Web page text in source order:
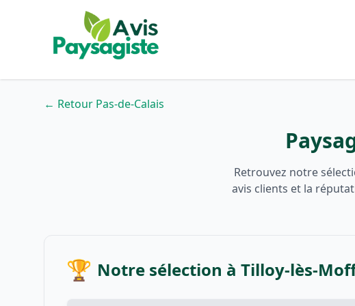
← Retour Pas-de-Calais
Retrouvez notre
avis clients et la
🏆 Notre sélection à Tilloy-lès-